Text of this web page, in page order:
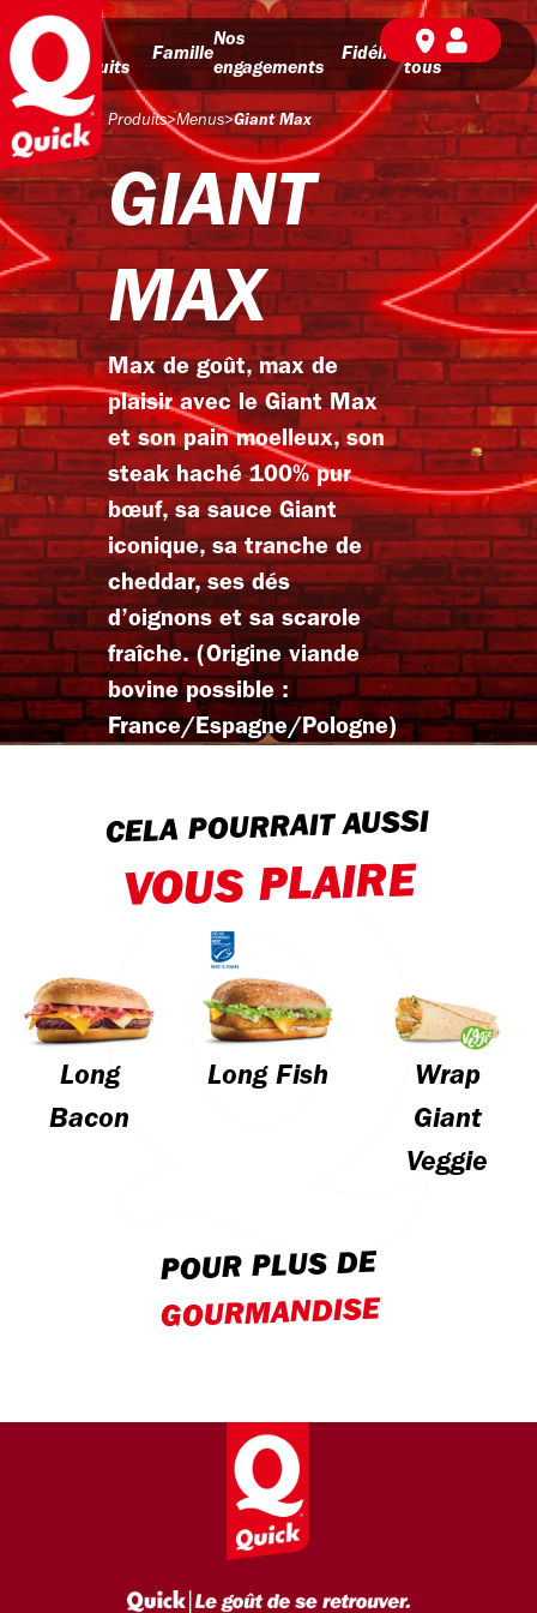
Nos
produits
Famille
Nos
engagements
Fidélité
BD pour
tous
Produits>Menus>Giant Max
GIANT
MAX
Max de goût, max de
plaisir avec le Giant Max
et son pain moelleux, son
steak haché 100% pur
bœuf, sa sauce Giant
iconique, sa tranche de
cheddar, ses dés
d’oignons et sa scarole
fraîche. (Origine viande
bovine possible :
France/Espagne/Pologne)
CELA POURRAIT AUSSI
VOUS PLAIRE
Long
Bacon
Long Fish
Wrap
Giant
Veggie
POUR PLUS DE
GOURMANDISE